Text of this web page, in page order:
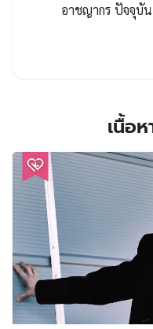
อาชญากร ปัจจุบั
เนื้อ